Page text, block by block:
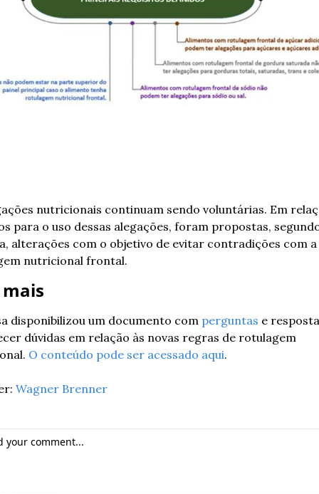
nutricionais continuam sendo voluntárias. Em
para o uso dessas alegações, foram propostas,
alterações com o objetivo de evitar contradições com a
nutricional frontal.
disponibilizou um documento com perguntas e
dúvidas em relação às novas regras de rotulagem
O conteúdo pode ser acessado aqui.
Wagner Brenner